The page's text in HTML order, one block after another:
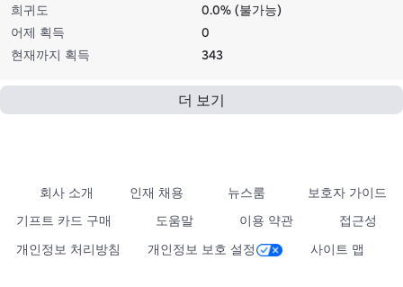
희귀도
0.0% (불가능)
어제 획득
0
현재까지 획득
343
더 보기
회사 소개 인재 채용 뉴스룸
보호자 가이드
기프트 카드 구매
도움말 이용 약관
접근성
개인정보 처리방침
개인정보 보호 설정 사이트 맵